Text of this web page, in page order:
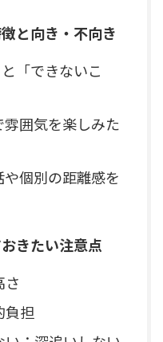
と向き・不向き
「できないこ
囲気を楽しみた
個別の距離感を
きたい注意点
さ
負担